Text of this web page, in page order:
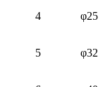
4 φ25
5 φ32